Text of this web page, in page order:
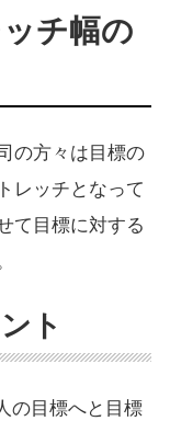
チ幅の
の方々は目標の
レッチとなって
て目標に対する
ト
の目標へと目標